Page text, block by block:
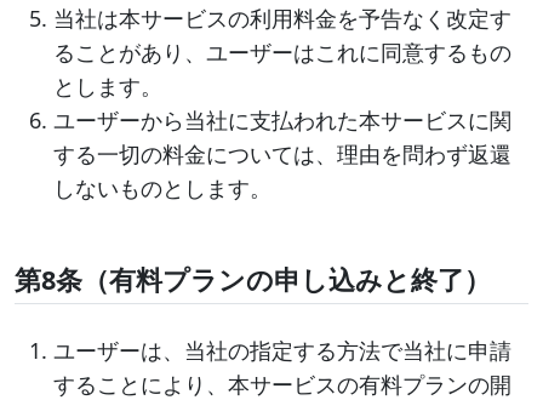
当社は本サービスの利用料金を予告なく改定す
ることがあり、ユーザーはこれに同意するもの
とします。
ユーザーから当社に支払われた本サービスに関
する一切の料金については、理由を問わず返還
しないものとします。
第8条（有料プランの申し込みと終了）
ユーザーは、当社の指定する方法で当社に申請
することにより、本サービスの有料プランの開